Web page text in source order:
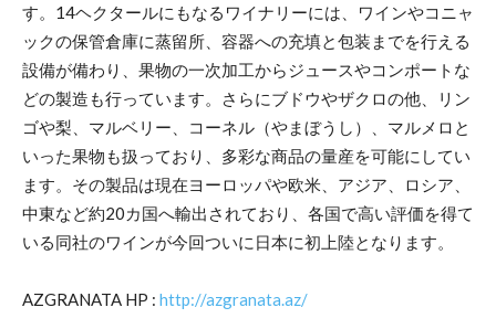
す。14ヘクタールにもなるワイナリーには、ワインやコニャ
ックの保管倉庫に蒸留所、容器への充填と包装までを行える
設備が備わり、果物の一次加工からジュースやコンポートな
どの製造も行っています。さらにブドウやザクロの他、リン
ゴや梨、マルベリー、コーネル（やまぼうし）、マルメロと
いった果物も扱っており、多彩な商品の量産を可能にしてい
ます。その製品は現在ヨーロッパや欧米、アジア、ロシア、
中東など約20カ国へ輸出されており、各国で高い評価を得て
いる同社のワインが今回ついに日本に初上陸となります。
AZGRANATA HP : http://azgranata.az/